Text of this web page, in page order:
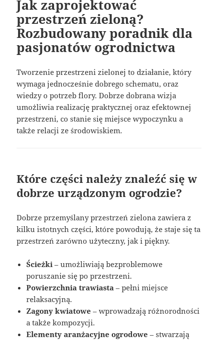
Jak zaprojektować
przestrzeń zieloną?
Rozbudowany poradnik dla
pasjonatów ogrodnictwa
Tworzenie przestrzeni zielonej to działanie, który
wymaga jednocześnie dobrego schematu, oraz
wiedzy o potrzeb flory. Dobrze dobrana wizja
umożliwia realizację praktycznej oraz efektownej
przestrzeni, co stanie się miejsce wypoczynku a
także relacji ze środowiskiem.
Które części należy znaleźć się w
dobrze urządzonym ogrodzie?
Dobrze przemyślany przestrzeń zielona zawiera z
kilku istotnych części, które powodują, że staje się ta
przestrzeń zarówno użyteczny, jak i piękny.
Ścieżki – umożliwiają bezproblemowe
poruszanie się po przestrzeni.
Powierzchnia trawiasta – pełni miejsce
relaksacyjną.
Zagony kwiatowe – wprowadzają różnorodności
a także kompozycji.
Elementy aranżacyjne ogrodowe – stwarzają